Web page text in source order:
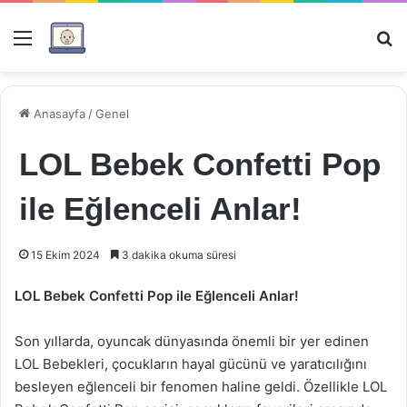
Menü
Anasayfa /Genel
LOL Bebek Confetti Pop
ile Eğlenceli Anlar!
15 Ekim 2024 3 dakika okuma süresi
LOL Bebek Confetti Pop ile Eğlenceli Anlar!
Son yıllarda, oyuncak dünyasında önemli bir yer edinen
LOL Bebekleri, çocukların hayal gücünü ve yaratıcılığını
besleyen eğlenceli bir fenomen haline geldi. Özellikle LOL